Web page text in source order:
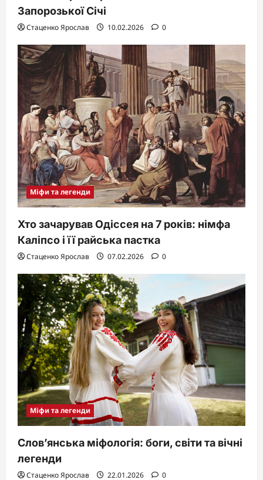
Запорозької Січі
Стаценко Ярослав 10.02.2026 0
Міфи та легенди
Хто зачарував Одіссея на 7 років: німфа
Каліпсо і її райська пастка
Стаценко Ярослав 07.02.2026 0
Міфи та легенди
Слов’янська міфологія: боги, світи та вічні
легенди
Стаценко Ярослав 22.01.2026 0